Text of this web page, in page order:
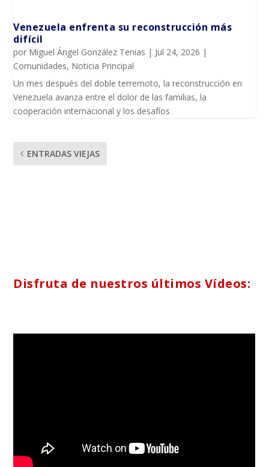
Venezuela enfrenta su reconstrucción más
difícil
por Miguel Ángel González Tenias | Jul 24, 2026 |
Comunidades, Noticia Principal
Un mes después del doble terremoto, la reconstrucción en
Venezuela avanza entre el dolor de las familias, la
cooperación internacional y los desafíos
ENTRADAS VIEJAS
Disfruta de nuestros últimos Vídeos: